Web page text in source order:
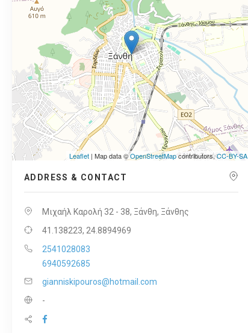
Leaflet | Map data ©OpenStreetMapcontributors,CC-BY-SA
ADDRESS & CONTACT
Μιχαήλ Καρολή 32 - 38, Ξάνθη, Ξάνθης
41.138223, 24.8894969
2541028083
6940592685
gianniskipouros@hotmail.com
-